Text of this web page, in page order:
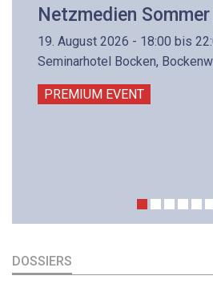
Netzmedien
19. August 2026 - 18:00 bis
Seminarhotel Bocken,
PREMIUM EVENT
DOSSIERS